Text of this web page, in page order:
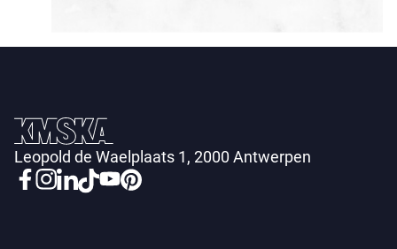
Leopold de Waelplaats 1, 2000 Antwerpen